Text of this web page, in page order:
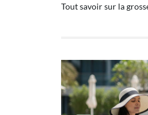
Tout savoir sur la